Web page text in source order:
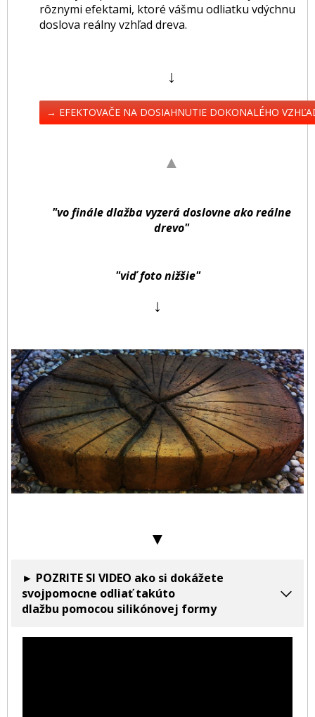
rôznymi efektami, ktoré vášmu odliatku vdýchnu
doslova reálny vzhľad dreva.
↓
→ EFEKTOVAČE NA DOSIAHNUTIE DOKONALÉHO
▲
"vo finále dlažba vyzerá doslovne ako reálne
drevo"
"viď foto nižšie"
↓
▼
► POZRITE SI VIDEO ako si dokážete
svojpomocne odliať takúto
dlažbu pomocou silikónovej formy